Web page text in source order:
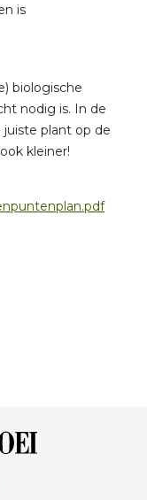
is
biologische
nodig is. In de
plant op de
kleiner!